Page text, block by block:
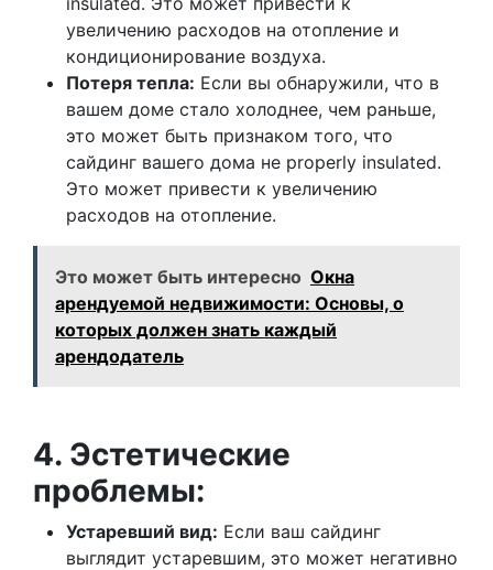
увеличению расходов на отопление и
кондиционирование воздуха.
Потеря тепла: Если вы обнаружили, что в
вашем доме стало холоднее, чем раньше,
это может быть признаком того, что
сайдинг вашего дома не properly insulated.
Это может привести к увеличению
расходов на отопление.
Это может быть интересно Окна
арендуемой недвижимости: Основы, о
которых должен знать каждый
арендодатель
4. Эстетические
проблемы:
Устаревший вид: Если ваш сайдинг
выглядит устаревшим, это может негативно